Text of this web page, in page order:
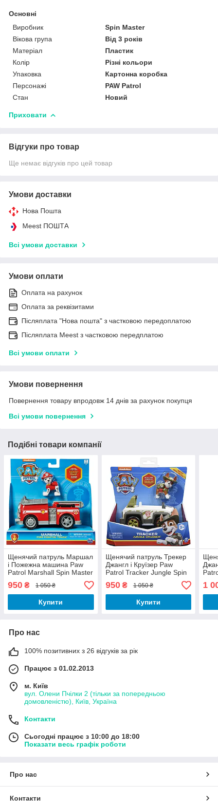
Основні
Виробник
Spin Master
Вікова група
Від 3 років
Матеріал
Пластик
Колір
Різні кольори
Упаковка
Картонна коробка
Персонажі
PAW Patrol
Стан
Новий
Приховати
Відгуки про товар
Ще немає відгуків про цей товар
Умови доставки
Нова Пошта
Meest ПОШТА
Всі умови доставки
Умови оплати
Оплата на рахунок
Оплата за реквізитами
Післяплата "Нова пошта" з частковою передоплатою
Післяплата Meest з частковою передплатою
Всі умови оплати
Умови повернення
Повернення товару впродовж 14 днів за рахунок покупця
Всі умови повернення
Подібні товари компанії
Щенячий патруль Маршал
і Пожежна машина Paw
Patrol Marshall Spin Master
950 ₴ 1 050 ₴
Купити
Щенячий патруль Трекер
Джангл і Круїзер Paw
Patrol Tracker Jungle Spin
950₴ 1 050 ₴
Купити
1
Про нас
100% позитивних з 26 відгуків за рік
Працює з 01.02.2013
м. Київ
вул. Олени Пчілки 2 (тільки за попередньою
домовленістю), Київ, Україна
Контакти
Сьогодні працює з 10:00 до 18:00
Показати весь графік роботи
Про нас
Контакти